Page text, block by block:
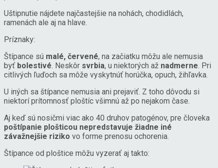
Uštipnutie nájdete najčastejšie na nohách, chodidlách,
ramenách ale aj na hlave.
Príznaky:
Štípance sú malé, červené, na začiatku môžu ale nemusia
byť bolestivé. Neskôr svrbia, u niektorých až nadmerne. Pri
citlivých ľuďoch sa môže vyskytnúť horúčka, opuch, žihľavka.
U iných sa štípance nemusia ani prejaviť. Z toho dôvodu si
niektorí prítomnosť ploštíc všimnú až po nejakom čase.
Aj keď sú nosičmi viac ako 40 druhov patogénov, pre človeka
poštípanie plošticou nepredstavuje žiadne iné
závažnejšie riziko vo forme prenosu ochorenia.
Štípance od ploštice môžu vyzerať aj takto: